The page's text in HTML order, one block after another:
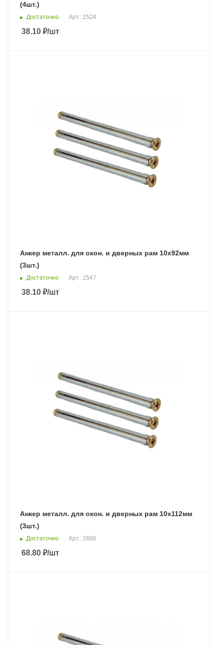
(4шт.)
Достаточно Арт.: 2524
38.10 ₽/шт
Анкер металл. для окон. и дверных рам 10х92мм
(3шт.)
Достаточно Арт.: 2547
38.10 ₽/шт
Анкер металл. для окон. и дверных рам 10х112мм
(3шт.)
Достаточно Арт.: 2666
68.80 ₽/шт